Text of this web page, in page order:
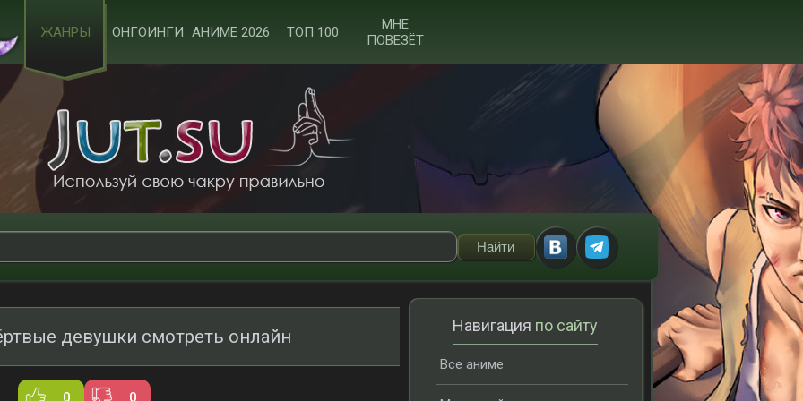
ЖАНРЫ ОНГОИНГИ АНИМЕ 2026 ТОП 100
МНЕ
ПОВЕЗЁТ
девушки смотреть онлайн
0 0
Навигация по сайту
Все аниме